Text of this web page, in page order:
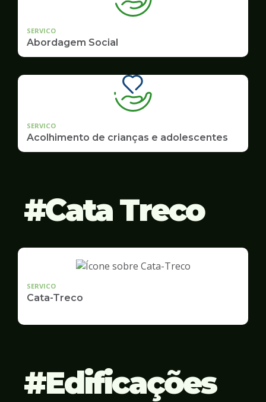
SERVICO
Abordagem Social
SERVICO
Acolhimento de crianças e adolescentes
Cata Treco
SERVICO
Cata-Treco
Edificações